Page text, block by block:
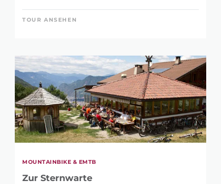
TOUR ANSEHEN
MOUNTAINBIKE & EMTB
Zur Sternwarte